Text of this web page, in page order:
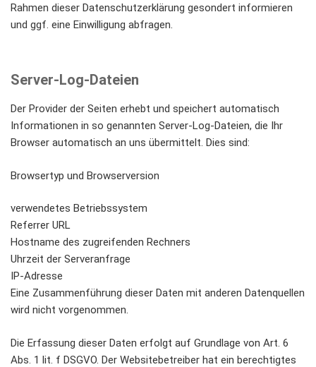
Rahmen dieser Datenschutzerklärung gesondert informieren
und ggf. eine Einwilligung abfragen.
Server-Log-Dateien
Der Provider der Seiten erhebt und speichert automatisch
Informationen in so genannten Server-Log-Dateien, die Ihr
Browser automatisch an uns übermittelt. Dies sind:
Browsertyp und Browserversion
verwendetes Betriebssystem
Referrer URL
Hostname des zugreifenden Rechners
Uhrzeit der Serveranfrage
IP-Adresse
Eine Zusammenführung dieser Daten mit anderen Datenquellen
wird nicht vorgenommen.
Die Erfassung dieser Daten erfolgt auf Grundlage von Art. 6
Abs. 1 lit. f DSGVO. Der Websitebetreiber hat ein berechtigtes